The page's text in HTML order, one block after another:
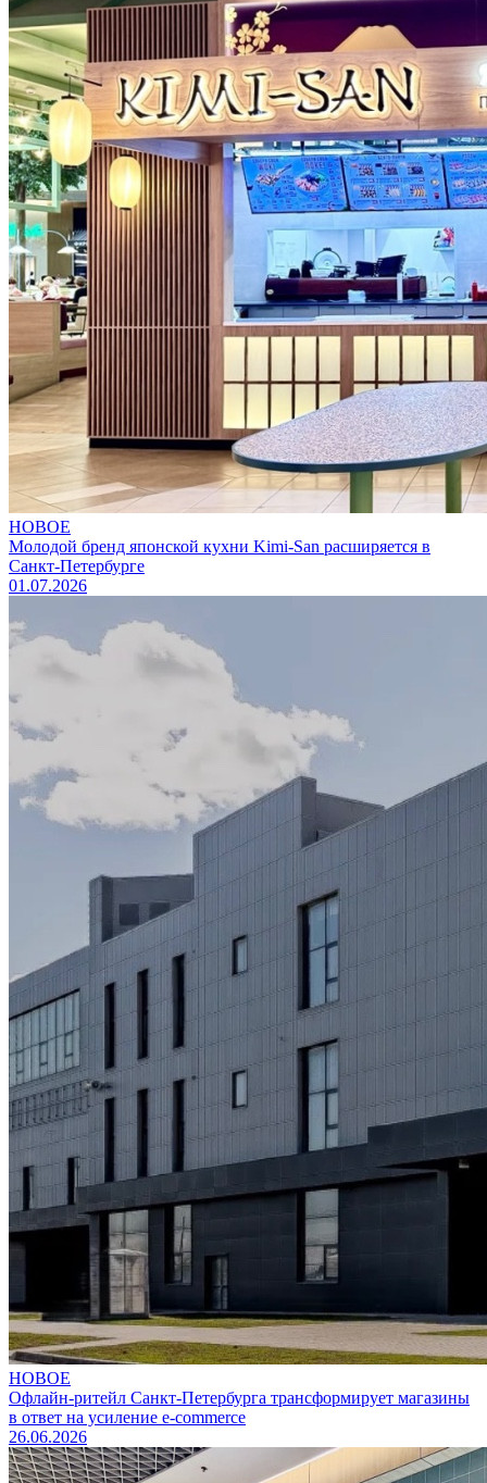
НОВОЕ
Молодой бренд японской кухни Kimi-San расширяется в
Санкт-Петербурге
01.07.2026
НОВОЕ
Офлайн-ритейл Санкт-Петербурга трансформирует магазины
в ответ на усиление e-commerce
26.06.2026